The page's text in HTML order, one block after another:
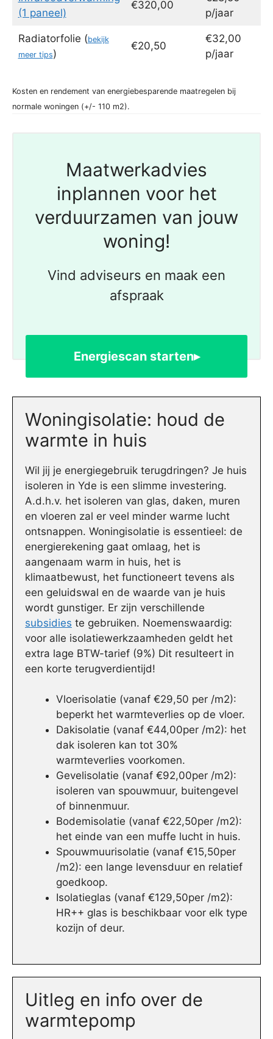
(1 paneel)
€320,00
p/jaar
Radiatorfolie (bekijk
meer tips)
€20,50
€32,00
p/jaar
Kosten en rendement van energiebesparende maatregelen bij
normale woningen (+/- 110 m2).
Maatwerkadvies
inplannen voor het
verduurzamen van jouw
woning!
Vind adviseurs en maak een
afspraak
Energiescan starten▸
Woningisolatie: houd de
warmte in huis
Wil jij je energiegebruik terugdringen? Je huis
isoleren in Yde is een slimme investering.
A.d.h.v. het isoleren van glas, daken, muren
en vloeren zal er veel minder warme lucht
ontsnappen. Woningisolatie is essentieel: de
energierekening gaat omlaag, het is
aangenaam warm in huis, het is
klimaatbewust, het functioneert tevens als
een geluidswal en de waarde van je huis
wordt gunstiger. Er zijn verschillende
subsidies te gebruiken. Noemenswaardig:
voor alle isolatiewerkzaamheden geldt het
extra lage BTW-tarief (9%) Dit resulteert in
een korte terugverdientijd!
Vloerisolatie (vanaf €29,50 per /m2):
beperkt het warmteverlies op de vloer.
Dakisolatie (vanaf €44,00per /m2): het
dak isoleren kan tot 30%
warmteverlies voorkomen.
Gevelisolatie (vanaf €92,00per /m2):
isoleren van spouwmuur, buitengevel
of binnenmuur.
Bodemisolatie (vanaf €22,50per /m2):
het einde van een muffe lucht in huis.
Spouwmuurisolatie (vanaf €15,50per
/m2): een lange levensduur en relatief
goedkoop.
Isolatieglas (vanaf €129,50per /m2):
HR++ glas is beschikbaar voor elk type
kozijn of deur.
Uitleg en info over de
warmtepomp